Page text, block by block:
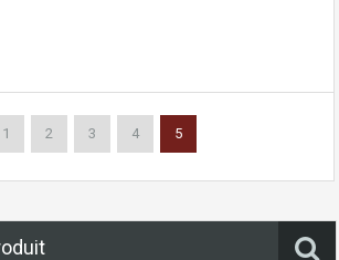
1 2 3 4 5